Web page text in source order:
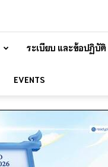
ระเบียบ และข้อปฏิบัติ
EVENTS